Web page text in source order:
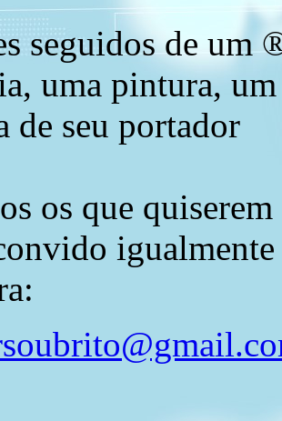
seguidos de um
uma pintura,
de seu portador
os que